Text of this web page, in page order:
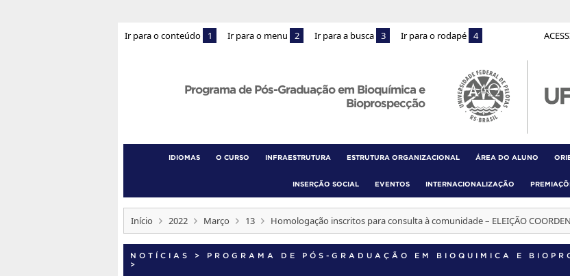
Ir para o conteúdo 1 Ir para o menu 2 Ir para a busca 3 Ir para o rodapé 4
Programa de Pós-Graduação em Bioquímica e
Bioprospecção
IDIOMAS O CURSO INFRAESTRUTURA ESTRUTURA ORGANIZACIONAL ÁREA DO ALUNO
INSERÇÃO SOCIAL EVENTOS INTERNACIONALIZAÇÃO
Início 2022 Março 13 Homologação inscritos para consulta à comunidade – ELEIÇÃO
NOTÍCIAS > PROGRAMA DE PÓS-GRADUAÇÃO EM BIOQUIMICA E
>